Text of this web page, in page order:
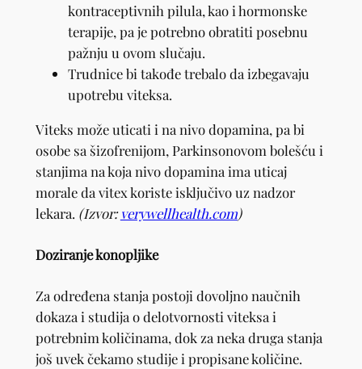
kontraceptivnih pilula, kao i hormonske
terapije, pa je potrebno obratiti posebnu
pažnju u ovom slučaju.
Trudnice bi takođe trebalo da izbegavaju
upotrebu viteksa.
Viteks može uticati i na nivo dopamina, pa bi
osobe sa šizofrenijom, Parkinsonovom bolešću i
stanjima na koja nivo dopamina ima uticaj
morale da vitex koriste isključivo uz nadzor
lekara. (Izvor:verywellhealth.com)
Doziranje konopljike
Za određena stanja postoji dovoljno naučnih
dokaza i studija o delotvornosti viteksa i
potrebnim količinama, dok za neka druga stanja
još uvek čekamo studije i propisane količine.